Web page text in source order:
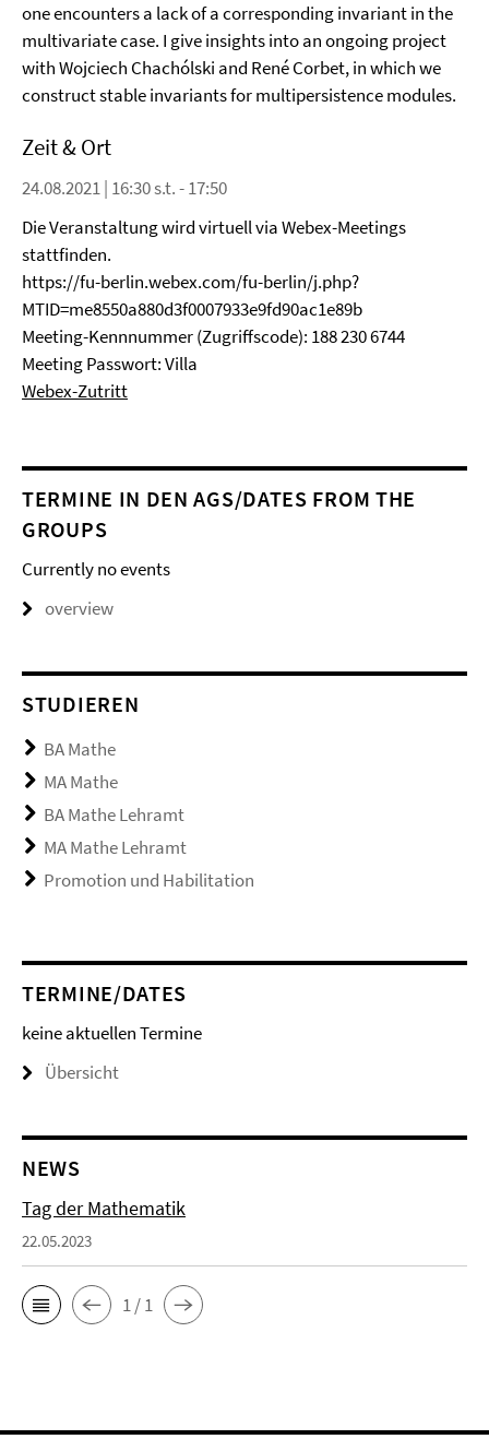
one encounters a lack of a corresponding invariant in the
multivariate case. I give insights into an ongoing project
with Wojciech Chachólski and René Corbet, in which we
construct stable invariants for multipersistence modules.
Zeit & Ort
24.08.2021 | 16:30 s.t. - 17:50
Die Veranstaltung wird virtuell via Webex-Meetings
stattfinden.
https://fu-berlin.webex.com/fu-berlin/j.php?
MTID=me8550a880d3f0007933e9fd90ac1e89b
Meeting-Kennnummer (Zugriffscode): 188 230 6744
Meeting Passwort: Villa
Webex-Zutritt
TERMINE IN DEN AGS/DATES FROM THE
GROUPS
Currently no events
overview
STUDIEREN
BA Mathe
MA Mathe
BA Mathe Lehramt
MA Mathe Lehramt
Promotion und Habilitation
TERMINE/DATES
keine aktuellen Termine
Übersicht
NEWS
Tag der Mathematik
22.05.2023
1 / 1